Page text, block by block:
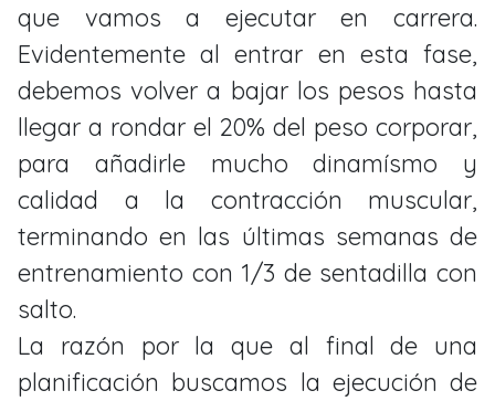
que vamos a ejecutar en carrera.
Evidentemente al entrar en esta fase,
debemos volver a bajar los pesos hasta
llegar a rondar el 20% del peso corporar,
para añadirle mucho dinamísmo y
calidad a la contracción muscular,
terminando en las últimas semanas de
entrenamiento con 1/3 de sentadilla con
salto.
La razón por la que al final de una
planificación buscamos la ejecución de